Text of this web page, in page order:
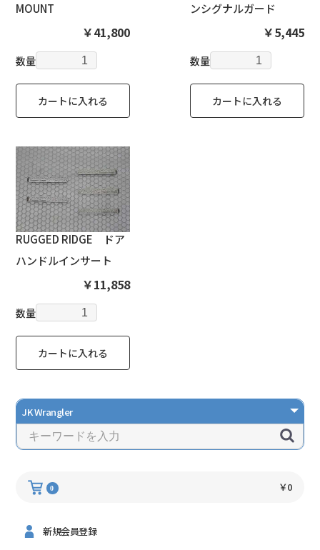
0 ￥0
新規会員登録
MOUNT
￥41,800
数量
カートに入れる
ンシグナルガード
￥5,445
数量
カートに入れる
RUGGED RIDGE ドア
ハンドルインサート
￥11,858
数量
カートに入れる